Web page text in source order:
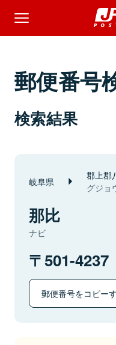
郵便番号
検索結果
岐阜県 郡上郡
グジョ
那比
ナビ
501-4237
郵便番号をコピー